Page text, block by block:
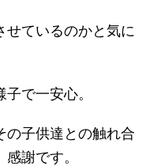
せているのかと気に
で一安心。
の子供達との触れ合
謝です。